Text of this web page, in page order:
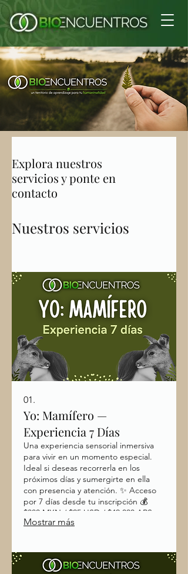
Explora nuestros
servicios y ponte en
contacto
Nuestros servicios
01.
Yo: Mamífero —
Experiencia 7 Días
Una experiencia sensorial inmersiva
para vivir en un momento especial.
Ideal si deseas recorrerla en los
próximos días y sumergirte en ella
con presencia y atención. ✨ Acceso
por 7 días desde tu inscripción 💰
$380 MXN / $25 USD / $42,000 ARS
Para Argentina contamos con
Mostrar más